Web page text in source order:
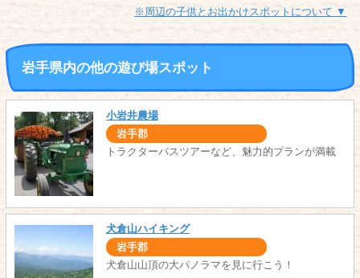
※周辺の子供とお出かけスポットについて ▼
岩手県内の他の遊び場スポット
小岩井農場
岩手郡
トラクターバスツアーなど、魅力的プランが満載
犬倉山ハイキング
岩手郡
犬倉山山頂の大パノラマを見に行こう！